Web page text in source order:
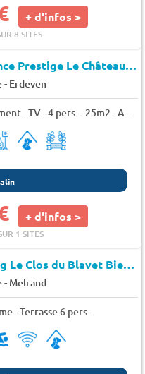
+ d'infos >
8 SITES
Résidence Prestige Le Château de Kéravéon
- Erdeven
Appartement - TV - 4 pers. - 25m2 - Animaux admis
+ d'infos >
1 SITES
Camping Le Clos du Blavet Bieuzy
- Melrand
- Terrasse 6 pers.